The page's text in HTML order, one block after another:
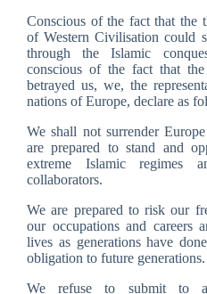
Conscious of the fact that the
of Western Civilisation could
through the Islamic
conscious of the fact that
betrayed us, we, the
nations of Europe, declare as
We shall not surrender
are prepared to stand and
extreme Islamic regimes
collaborators.
We are prepared to risk our
our occupations and careers
lives as generations have
obligation to future generations.
We refuse to submit to a